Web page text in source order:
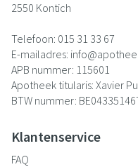
2550 Kontich
Telefoon: 015 31 33 67
E-mailadres: info@
APB nummer: 115601
Apotheek titularis: Xavier
BTW nummer:
Klantenservice
FAQ